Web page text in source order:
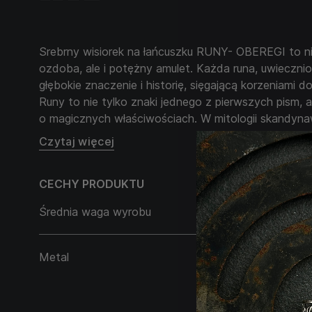
Srebrny wisiorek na łańcuszku RUNY- OBEREGI to
ozdoba, ale i potężny amulet. Każda runa,
głębokie znaczenie i historię, sięgającą korzeniami
Runy to nie tylko znaki jednego z pierwszych pism,
o magicznych właściwościach. W mitologii
ochronę i wpływ nad losem. Każda runa na wisiorku
przesłanie, które mają charakter szczęścia, siły,
Oto znaczenie każdej z run:
ᚠ – Fehu (Rogata Bydło): Runa bogactwo i
bezpieczeństwo i stabilność finansową. W
wskazywać na straty materialne.
ᚢ – Uruz (Byk): Runa siły i wytrzymałości, wskazuje
zdrowia. W odwróconej pozycji może wskazywać
ᚦ – Thurisaz (Olbrzym): Reprezentuje potężną
zarówno do ochrony, jak i do konfliktów. W
Czytaj więcej
CECHY PRODUKTU
Średnia waga wyrobu
20,60 g
Metal Srebro 925